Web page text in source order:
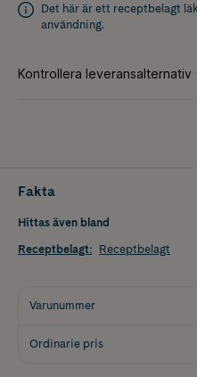
Det här är ett receptbelagt
användning.
Fakta
Hittas även bland
Receptbelagt: Receptbelagt
Varunummer
Ordinarie pris